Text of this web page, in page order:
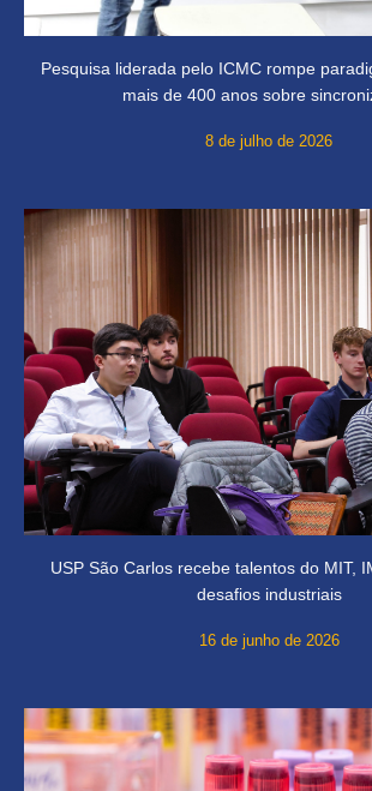
Pesquisa liderada pelo ICMC rompe
mais de 400 anos sobre
8 de julho de 2026
USP São Carlos recebe talentos do MIT,
desafios industriais
16 de junho de 2026